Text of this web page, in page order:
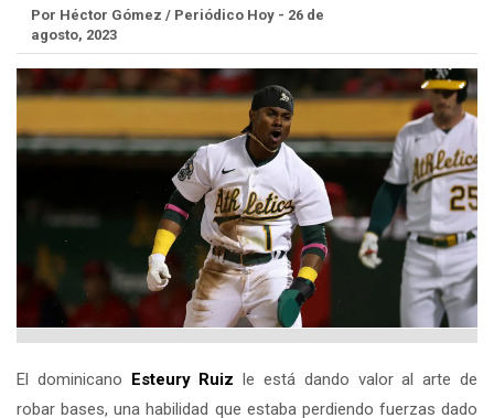
Por Héctor Gómez / Periódico Hoy - 26 de
agosto, 2023
El dominicano Esteury Ruiz le está dando valor al arte de
robar bases, una habilidad que estaba perdiendo fuerzas dado